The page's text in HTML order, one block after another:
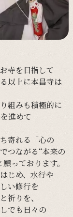
お寺を目指して
以上に本昌寺は
組みも積極的に
進めて
寄れる 「心の
つながる“本来の
願っております。
はじめ、 水行や
い修行を
祈りを、
でも 日々の